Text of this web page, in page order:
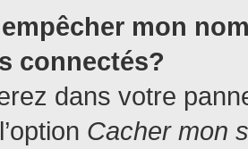
mon
connectés?
dans votre
Cacher mon